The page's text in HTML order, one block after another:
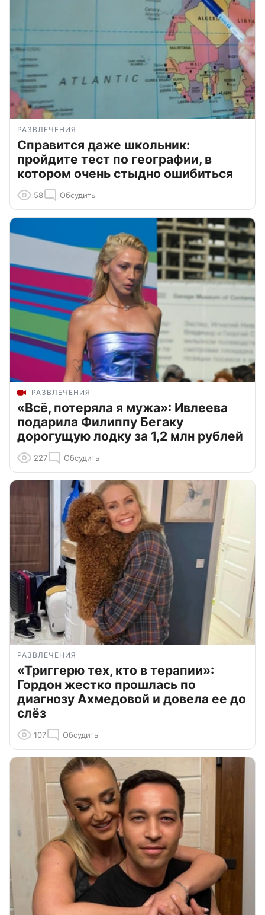
РАЗВЛЕЧЕНИЯ
Справится даже школьник:
пройдите тест по географии, в
котором очень стыдно ошибиться
58 Обсудить
РАЗВЛЕЧЕНИЯ
«Всё, потеряла я мужа»: Ивлеева
подарила Филиппу Бегаку
дорогущую лодку за 1,2 млн рублей
227 Обсудить
РАЗВЛЕЧЕНИЯ
«Триггерю тех, кто в терапии»:
Гордон жестко прошлась по
диагнозу Ахмедовой и довела ее до
слёз
107 Обсудить